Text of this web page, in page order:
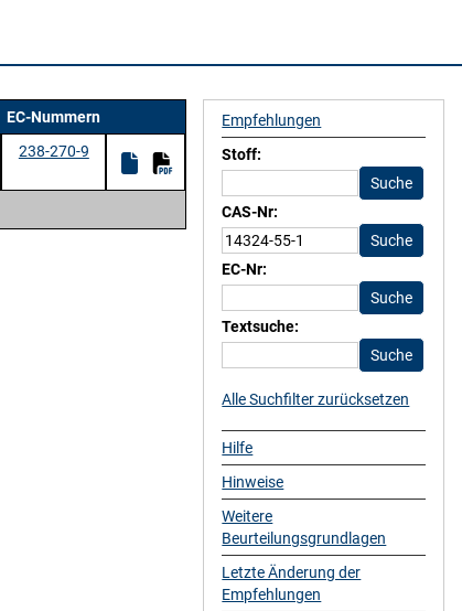
EC-Nummern
238-270-9
Empfehlungen
Stoff:
CAS-Nr:
EC-Nr:
Textsuche:
Alle Suchfilter zurücksetzen
Hilfe
Hinweise
Weitere
Beurteilungsgrundlagen
Letzte Änderung der
Empfehlungen